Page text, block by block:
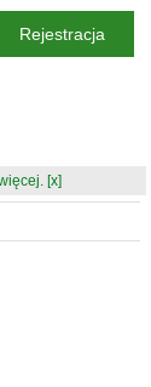
[x]
Rejestracja